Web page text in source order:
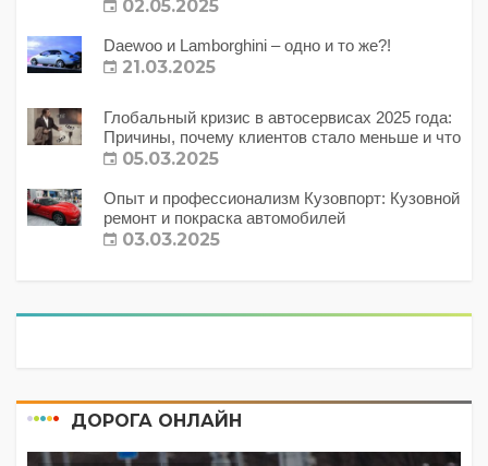
02.05.2025
Daewoo и Lamborghini – одно и то же?!
21.03.2025
Глобальный кризис в автосервисах 2025 года:
Причины, почему клиентов стало меньше и что
с этим делать?
05.03.2025
Опыт и профессионализм Кузовпорт: Кузовной
ремонт и покраска автомобилей
03.03.2025
ДОРОГА ОНЛАЙН